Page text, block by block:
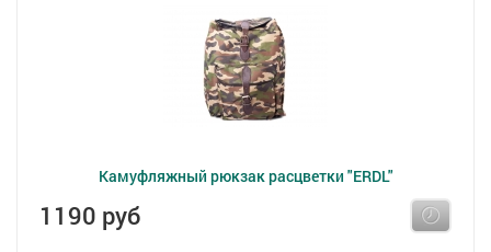
Камуфляжный рюкзак расцветки "ERDL"
1190 руб